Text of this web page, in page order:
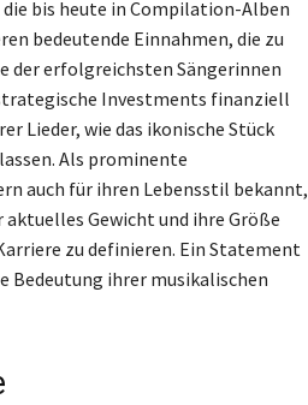
bis heute in Compilation-Alben
bedeutende Einnahmen, die zu
der erfolgreichsten Sängerinnen
Investments finanziell
Lieder, wie das ikonische Stück
Als prominente
auch für ihren Lebensstil bekannt,
Gewicht und ihre Größe
zu definieren. Ein Statement
Bedeutung ihrer musikalischen